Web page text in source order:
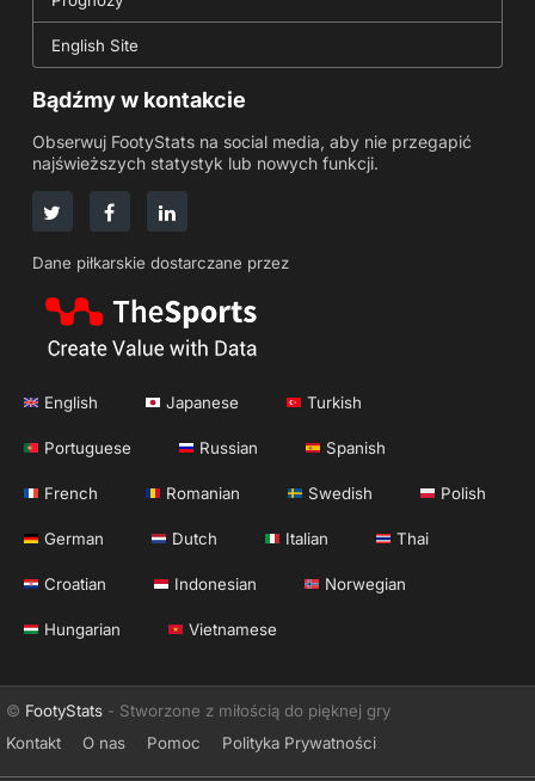
English Site
Bądźmy w kontakcie
Obserwuj FootyStats na social media, aby nie przegapić
najświeższych statystyk lub nowych funkcji.
Dane piłkarskie dostarczane przez
English Japanese Turkish
Portuguese Russian Spanish
French Romanian Swedish Polish
German Dutch Italian Thai
Croatian Indonesian Norwegian
Hungarian Vietnamese
© FootyStats - Stworzone z miłością do pięknej gry
Kontakt
O nas Pomoc Polityka Prywatności